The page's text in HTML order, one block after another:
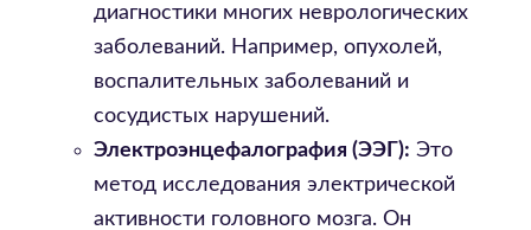
диагностики многих неврологических
заболеваний. Например, опухолей,
воспалительных заболеваний и
сосудистых нарушений.
Электроэнцефалография (ЭЭГ): Это
метод исследования электрической
активности головного мозга. Он